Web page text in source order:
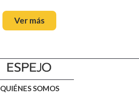
Ver más
QUIÉNES SOMOS